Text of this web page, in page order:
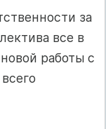
за
все в
работы с